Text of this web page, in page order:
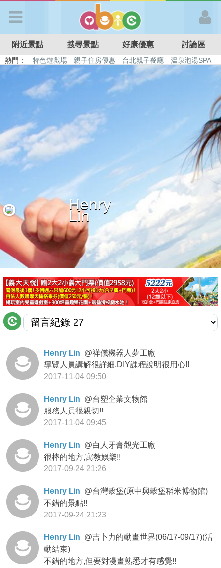
APP登入
首 頁
搜尋景點
好康優惠
最新留言
商家合作
推薦景點
討論區
聯絡我們
APP下載
附近景點 搜尋景點 好康優惠 討論區
熱門： 特色遊戲場 親子住房優惠 台北親子餐廳
溫泉泡湯SPA
溜滑梯民宿
觀光工廠 日本親子景點
Henry
Lin
Henry Lin @祥儀機器人夢工廠
導覽人員講解很詳細,DIY課程說明很用心!!
2017-11-04 09:50
Henry Lin @台塑企業文物館
服務人員很親切!!
2017-11-04 09:45
Henry Lin @白人牙膏觀光工廠
很棒的地方,寓教娛樂!!
2017-09-24 21:26
Henry Lin @台灣穀堡(原中興穀堡稻米博物館)
不錯的景點!!
2017-09-24 21:23
Henry Lin @吉卜力的動畫世界(06/17-09/17)(活
動結束)
不錯的地方,但要對漫畫熟悉才有感覺!!